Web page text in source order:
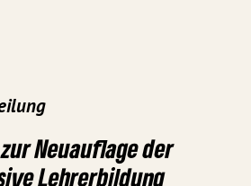
Neuauflage der
Lehrerbildung